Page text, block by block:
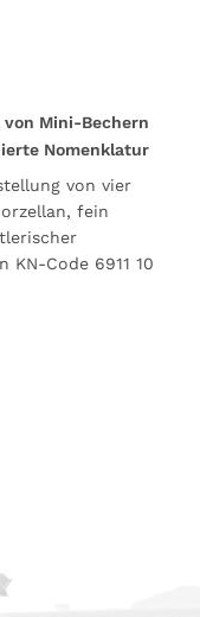
Mini-Bechern
Nomenklatur
von vier
fein
KN-Code 6911 10